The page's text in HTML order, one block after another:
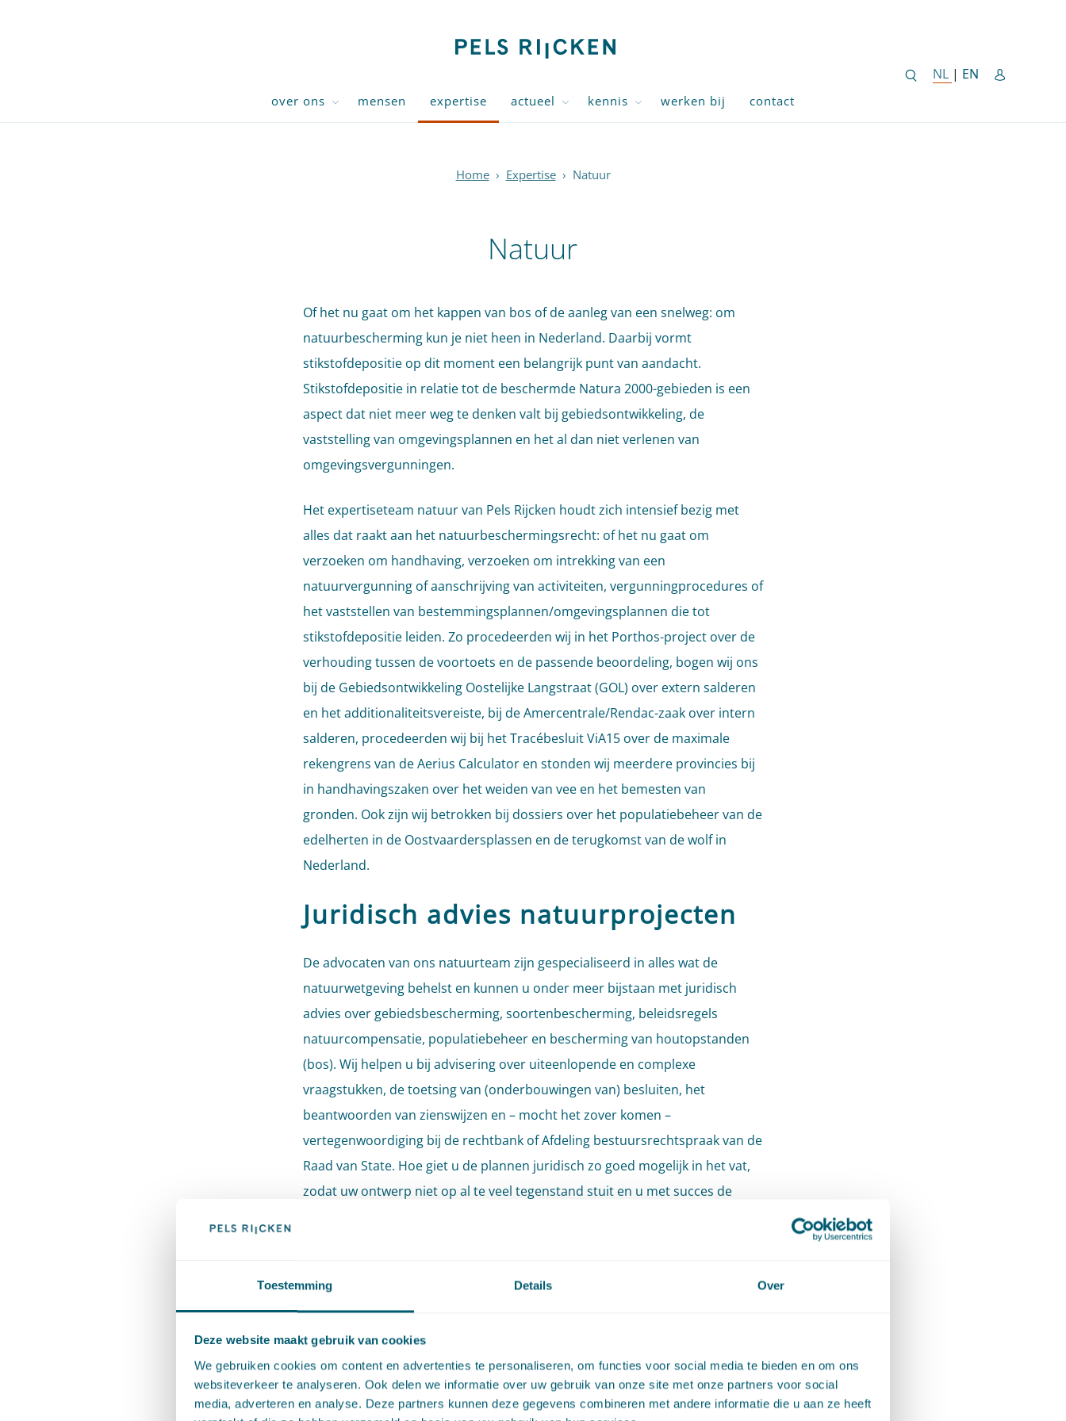
Toestemming Details Over
Deze website maakt gebruik van cookies
We gebruiken cookies om content en advertenties te personaliseren, om functies voor social media te bieden en om ons
websiteverkeer te analyseren. Ook delen we informatie over uw gebruik van onze site met onze partners voor social
media, adverteren en analyse. Deze partners kunnen deze gegevens combineren met andere informatie die u aan ze heeft
NL NEDERLANDSE
| EN ENGLISH
over ons mensen expertise actueel kennis werken bij contact
Home › Expertise › Natuur
Natuur
Of het nu gaat om het kappen van bos of de aanleg van een snelweg: om
natuurbescherming kun je niet heen in Nederland. Daarbij vormt
stikstofdepositie op dit moment een belangrijk punt van aandacht.
Stikstofdepositie in relatie tot de beschermde Natura 2000-gebieden is een
aspect dat niet meer weg te denken valt bij gebiedsontwikkeling, de
vaststelling van omgevingsplannen en het al dan niet verlenen van
omgevingsvergunningen.
Het expertiseteam natuur van Pels Rijcken houdt zich intensief bezig met
alles dat raakt aan het natuurbeschermingsrecht: of het nu gaat om
verzoeken om handhaving, verzoeken om intrekking van een
natuurvergunning of aanschrijving van activiteiten, vergunningprocedures of
het vaststellen van bestemmingsplannen/omgevingsplannen die tot
stikstofdepositie leiden. Zo procedeerden wij in het Porthos-project over de
verhouding tussen de voortoets en de passende beoordeling, bogen wij ons
bij de Gebiedsontwikkeling Oostelijke Langstraat (GOL) over extern salderen
en het additionaliteitsvereiste, bij de Amercentrale/Rendac-zaak over intern
salderen, procedeerden wij bij het Tracébesluit ViA15 over de maximale
rekengrens van de Aerius Calculator en stonden wij meerdere provincies bij
in handhavingszaken over het weiden van vee en het bemesten van
gronden. Ook zijn wij betrokken bij dossiers over het populatiebeheer van de
edelherten in de Oostvaardersplassen en de terugkomst van de wolf in
Nederland.
Juridisch advies natuurprojecten
De advocaten van ons natuurteam zijn gespecialiseerd in alles wat de
natuurwetgeving behelst en kunnen u onder meer bijstaan met juridisch
advies over gebiedsbescherming, soortenbescherming, beleidsregels
natuurcompensatie, populatiebeheer en bescherming van houtopstanden
(bos). Wij helpen u bij advisering over uiteenlopende en complexe
vraagstukken, de toetsing van (onderbouwingen van) besluiten, het
beantwoorden van zienswijzen en – mocht het zover komen –
vertegenwoordiging bij de rechtbank of Afdeling bestuursrechtspraak van de
Raad van State. Hoe giet u de plannen juridisch zo goed mogelijk in het vat,
zodat uw ontwerp niet op al te veel tegenstand stuit en u met succes de
capaciteit om razendsnel met u te schakelen.
Wilt u meer weten of verder praten? Neem dan contact op met
ReindersofSara van Winzum.